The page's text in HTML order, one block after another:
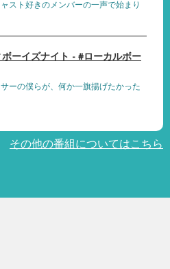
スト好きのメンバーの一声で始まり
ボーイズナイト - #ローカルボー
ーの僕らが、何か一旗揚げたかった
その他の番組についてはこちら